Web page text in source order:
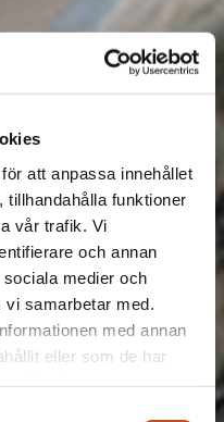
att anpassa innehållet
tillhandahålla funktioner
vår trafik. Vi
och annan
medier och
samarbetar med.
med annan
eller som de har